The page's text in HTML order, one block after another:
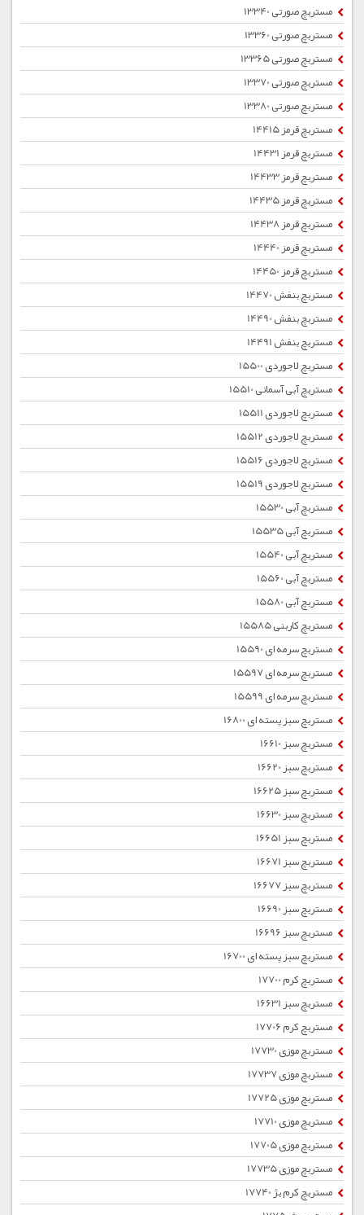
مستربچ صورتی 13340
مستربچ صورتی 13360
مستربچ صورتی 13365
مستربچ صورتی 13370
مستربچ صورتی 13380
مستربچ قرمز 14415
مستربچ قرمز 14431
مستربچ قرمز 14433
مستربچ قرمز 14435
مستربچ قرمز 14438
مستربچ قرمز 14440
مستربچ قرمز 14450
مستربچ بنفش 14470
مستربچ بنفش 14490
مستربچ بنفش 14491
مستربچ لاجوردی 15500
مستربچ آبی آسمانی 15510
مستربچ لاجوردی 15511
مستربچ لاجوردی 15512
مستربچ لاجوردی 15516
مستربچ لاجوردی 15519
مستربچ آبی 15530
مستربچ آبی 15535
مستربچ آبی 15540
مستربچ آبی 15560
مستربچ آبی 15580
مستربچ کاربنی 15585
مستربچ سرمه ای 15590
مستربچ سرمه ای 15597
مستربچ سرمه ای 15599
مستربچ سبز پسته ای 16800
مستربچ سبز 16610
مستربچ سبز 16620
مستربچ سبز 16625
مستربچ سبز 16630
مستربچ سبز 16651
مستربچ سبز 16671
مستربچ سبز 16677
مستربچ سبز 16690
مستربچ سبز 16696
مستربچ سبز پسته ای 16700
مستربچ کرم 17700
مستربچ سبز 16631
مستربچ کرم 17706
مستربچ موزی 17730
مستربچ موزی 17737
مستربچ موزی 17725
مستربچ موزی 17710
مستربچ موزی 17705
مستربچ موزی 17735
مستربچ کرم بژ 17740